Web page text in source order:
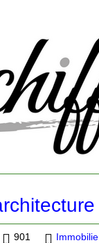
901